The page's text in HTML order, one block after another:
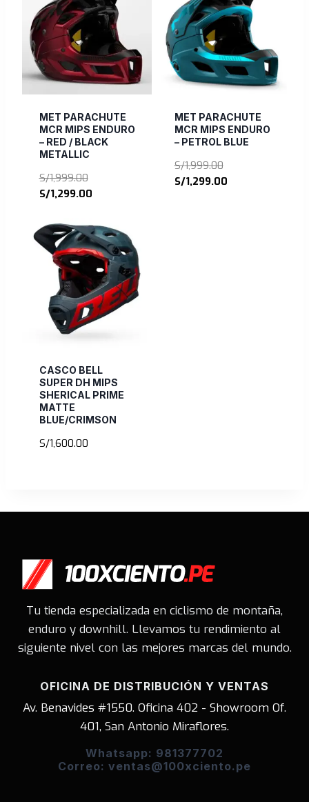
MET PARACHUTE
MCR MIPS ENDURO
– RED / BLACK
METALLIC
S/1,999.00El
precio
era:
S/1,999.00.
S/1,299.00El
actual
es:
S/1,299.00.
MET PARACHUTE
MCR MIPS ENDURO
– PETROL BLUE
S/1,999.00El
precio
S/1,299.00El
CASCO BELL
SUPER DH MIPS
SHERICAL PRIME
MATTE
BLUE/CRIMSON
S/1,600.00
Tu tienda especializada en ciclismo de montaña,
enduro y downhill. Llevamos tu rendimiento al
siguiente nivel con las mejores marcas del mundo.
OFICINA DE DISTRIBUCIÓN Y VENTAS
Av. Benavides #1550. Oficina 402 - Showroom Of.
401, San Antonio Miraflores.
Whatsapp: 981377702
Correo: ventas@100xciento.pe